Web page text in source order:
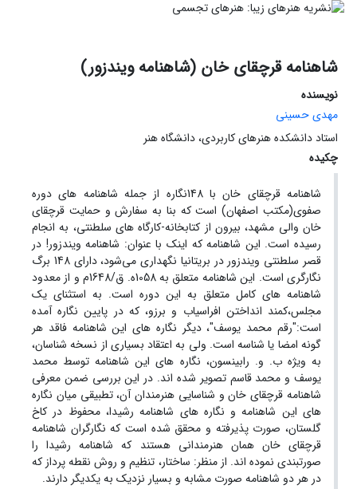
شاهنامه قرچقای خان (شاهنامه ویندزور)
نویسنده
مهدی حسینی
استاد دانشکده هنرهای کاربردی، دانشگاه هنر
چکیده
شاهنامه قرچقای خان با 148نگاره از جمله شاهنامه های دوره
صفوی(مکتب اصفهان) است که بنا به سفارش و حمایت قرچقای
خان والی مشهد، بیرون از کتابخانه-کارگاه های سلطنتی، به انجام
رسیده است. این شاهنامه که اینک با عنوان: شاهنامه ویندزور! در
قصر سلطنتی ویندزور در بریتانیا نگهداری می‌شود، دارای 148 برگ
نگارگری است. این شاهنامه متعلق به 1058ه. ق/1648م و از معدود
شاهنامه های کامل متعلق به این دوره است. به استثنای یک
مجلس،کمند انداختن افراسیاب و برزو، که در پایین نگاره آمده
است:"رقم محمد یوسف"، دیگر نگاره های این شاهنامه فاقد هر
گونه امضا یا شناسه است. ولی به اعتقاد بسیاری از نسخه شناسان،
به ویژه ب. و. رابینسون، نگاره های این شاهنامه توسط محمد
یوسف و محمد قاسم تصویر شده اند. در این بررسی ضمن معرفی
شاهنامه قرچقای خان و شناسایی هنرمندان آن، تطبیقی میان نگاره
های این شاهنامه و نگاره های شاهنامه رشیدا، محفوظ در کاخ
گلستان، صورت پذیرفته و محقق شده است که نگارگران شاهنامه
قرچقای خان همان هنرمندانی هستند که شاهنامه رشیدا را
صورتبندی نموده اند. از منظر: ساختار، تنظیم و روش نقطه پرداز که
در هر دو شاهنامه صورت مشابه و بسیار نزدیک به یکدیگر دارند.